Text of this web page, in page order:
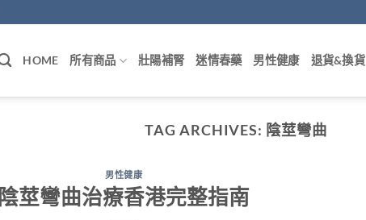
HOME 所有商品 壯陽補腎 迷情春藥 男性健康 退貨&換貨
TAG ARCHIVES: 陰莖彎曲
男性健康
陰莖彎曲治療香港完整指南